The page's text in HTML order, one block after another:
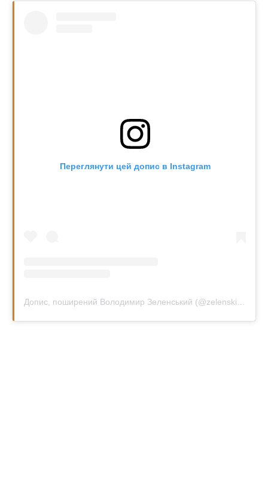
Переглянути цей допис в Instagram